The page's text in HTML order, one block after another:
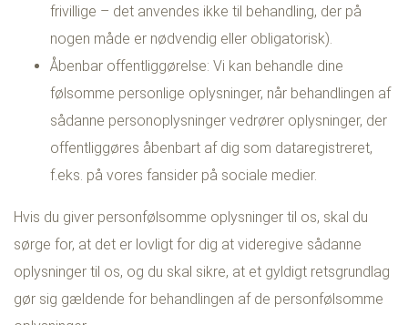
frivillige – det anvendes ikke til behandling, der på
nogen måde er nødvendig eller obligatorisk).
Åbenbar offentliggørelse: Vi kan behandle dine
følsomme personlige oplysninger, når behandlingen af
sådanne personoplysninger vedrører oplysninger, der
offentliggøres åbenbart af dig som dataregistreret,
f.eks. på vores fansider på sociale medier.
Hvis du giver personfølsomme oplysninger til os, skal du
sørge for, at det er lovligt for dig at videregive sådanne
oplysninger til os, og du skal sikre, at et gyldigt retsgrundlag
gør sig gældende for behandlingen af de personfølsomme